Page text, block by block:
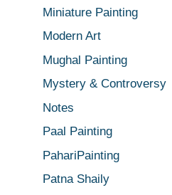
Miniature Painting
Modern Art
Mughal Painting
Mystery & Controversy
Notes
Paal Painting
PahariPainting
Patna Shaily